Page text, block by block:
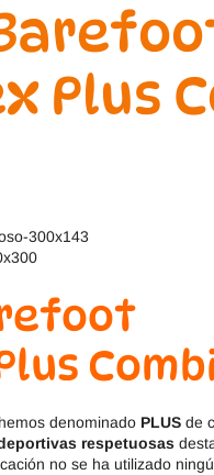
Dodo
Igor
Snugi
Titanitos
Plus
denominado PLUS de
respetuosas
no se ha utilizado